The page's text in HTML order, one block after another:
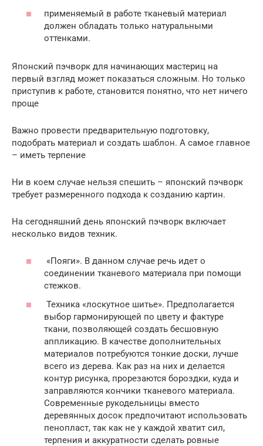
применяемый в работе тканевый материал
должен обладать только натуральными
оттенками.
Японский пэчворк для начинающих мастериц на
первый взгляд может показаться сложным. Но только
приступив к работе, становится понятно, что нет ничего
проще
Важно провести предварительную подготовку,
подобрать материал и создать шаблон. А самое главное
– иметь терпение
Ни в коем случае нельзя спешить – японский пэчворк
требует размеренного подхода к созданию картин.
На сегодняшний день японский пэчворк включает
несколько видов техник.
«Пояги». В данном случае речь идет о
соединении тканевого материала при помощи
стежков.
Техника «лоскутное шитье». Предполагается
выбор гармонирующей по цвету и фактуре
ткани, позволяющей создать бесшовную
аппликацию. В качестве дополнительных
материалов потребуются тонкие доски, лучше
всего из дерева. Как раз на них и делается
контур рисунка, прорезаются бороздки, куда и
заправляются кончики тканевого материала.
Современные рукодельницы вместо
деревянных досок предпочитают использовать
пенопласт, так как не у каждой хватит сил,
терпения и аккуратности сделать ровные